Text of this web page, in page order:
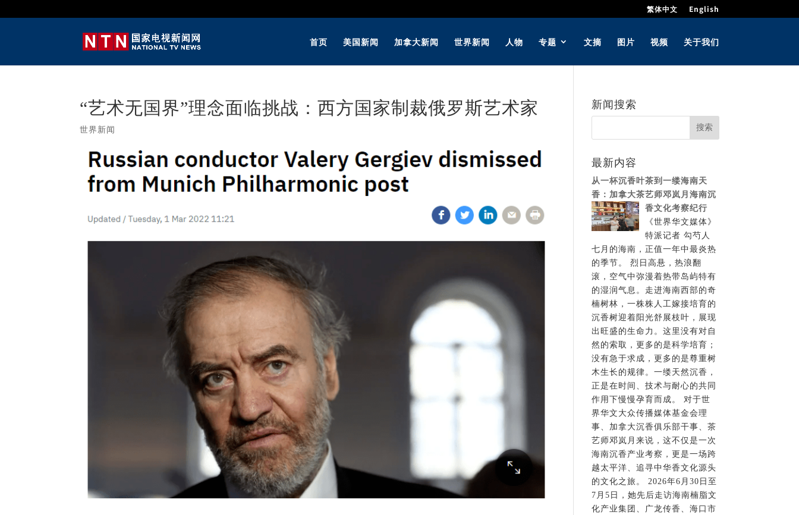
繁体中文 English
首页 美国新闻 加拿大新闻 世界新闻 人物 专题 文摘 图片 视频 关于我们
“艺术无国界”理念面临挑战：西方国家制裁俄罗斯艺术家
世界新闻
新闻搜索
最新内容
从一杯沉香叶茶到一缕海南天
香：加拿大茶艺师邓岚月海南沉
香文化考察纪行
《世界华文媒体》
特派记者 勾芍人
七月的海南，正值一年中最炎热
的季节。 烈日高悬，热浪翻
滚，空气中弥漫着热带岛屿特有
的湿润气息。走进海南西部的奇
楠树林，一株株人工嫁接培育的
沉香树迎着阳光舒展枝叶，展现
出旺盛的生命力。这里没有对自
然的索取，更多的是科学培育；
没有急于求成，更多的是尊重树
木生长的规律。一缕天然沉香，
正是在时间、技术与耐心的共同
作用下慢慢孕育而成。 对于世
界华文大众传播媒体基金会理
事、加拿大沉香俱乐部干事、茶
艺师邓岚月来说，这不仅是一次
海南沉香产业考察，更是一场跨
越太平洋、追寻中华香文化源头
的文化之旅。 2026年6月30日至
7月5日，她先后走访海南楠脂文
化产业集团、广龙传香、海口市